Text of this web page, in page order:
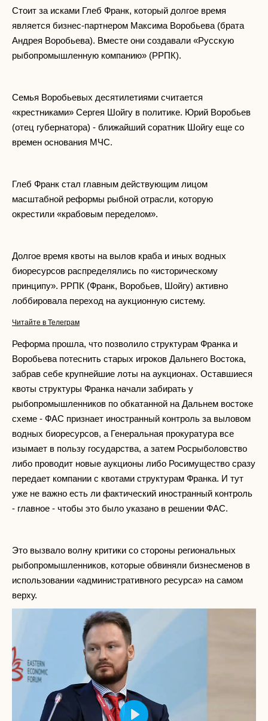
Стоит за исками Глеб Франк, который долгое время
является бизнес-партнером Максима Воробьева (брата
Андрея Воробьева). Вместе они создавали «Русскую
рыбопромышленную компанию» (РРПК).
Семья Воробьевых десятилетиями считается
«крестниками» Сергея Шойгу в политике. Юрий Воробьев
(отец губернатора) - ближайший соратник Шойгу еще со
времен основания МЧС.
Глеб Франк стал главным действующим лицом
масштабной реформы рыбной отрасли, которую
окрестили «крабовым переделом».
Долгое время квоты на вылов краба и иных водных
биоресурсов распределялись по «историческому
принципу». РРПК (Франк, Воробьев, Шойгу) активно
лоббировала переход на аукционную систему.
Читайте в Телеграм
Реформа прошла, что позволило структурам Франка и
Воробьева потеснить старых игроков Дальнего Востока,
забрав себе крупнейшие лоты на аукционах. Оставшиеся
квоты структуры Франка начали забирать у
рыбопромышленников по обкатанной на Дальнем востоке
схеме - ФАС признает иностранный контроль за выловом
водных биоресурсов, а Генеральная прокуратура все
изымает в пользу государства, а затем Росрыболовство
либо проводит новые аукционы либо Росимущество сразу
передает компании с квотами структурам Франка. И тут
уже не важно есть ли фактический иностранный контроль
- главное - чтобы это было указано в решении ФАС.
Это вызвало волну критики со стороны региональных
рыбопромышленников, которые обвиняли бизнесменов в
использовании «административного ресурса» на самом
верху.